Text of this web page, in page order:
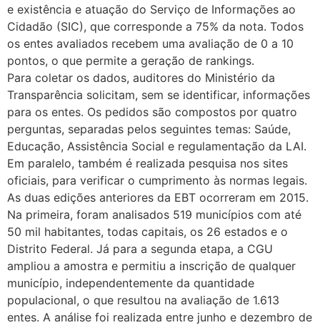
e existência e atuação do Serviço de Informações ao
Cidadão (SIC), que corresponde a 75% da nota. Todos
os entes avaliados recebem uma avaliação de 0 a 10
pontos, o que permite a geração de rankings.
Para coletar os dados, auditores do Ministério da
Transparência solicitam, sem se identificar, informações
para os entes. Os pedidos são compostos por quatro
perguntas, separadas pelos seguintes temas: Saúde,
Educação, Assistência Social e regulamentação da LAI.
Em paralelo, também é realizada pesquisa nos sites
oficiais, para verificar o cumprimento às normas legais.
As duas edições anteriores da EBT ocorreram em 2015.
Na primeira, foram analisados 519 municípios com até
50 mil habitantes, todas capitais, os 26 estados e o
Distrito Federal. Já para a segunda etapa, a CGU
ampliou a amostra e permitiu a inscrição de qualquer
município, independentemente da quantidade
populacional, o que resultou na avaliação de 1.613
entes. A análise foi realizada entre junho e dezembro de